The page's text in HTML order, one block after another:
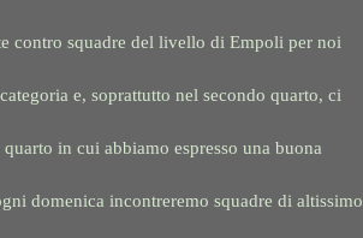
contro squadre del livello di Empoli per noi
e, soprattutto nel secondo quarto, ci
in cui abbiamo espresso una buona
domenica incontreremo squadre di altissimo